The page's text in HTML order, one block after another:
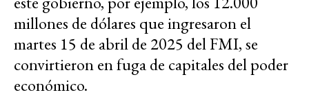
millones de dólares que ingresaron el
martes 15 de abril de 2025 del FMI, se
convirtieron en fuga de capitales del poder
económico.